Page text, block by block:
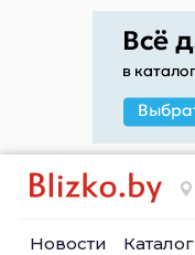
Новости Каталог